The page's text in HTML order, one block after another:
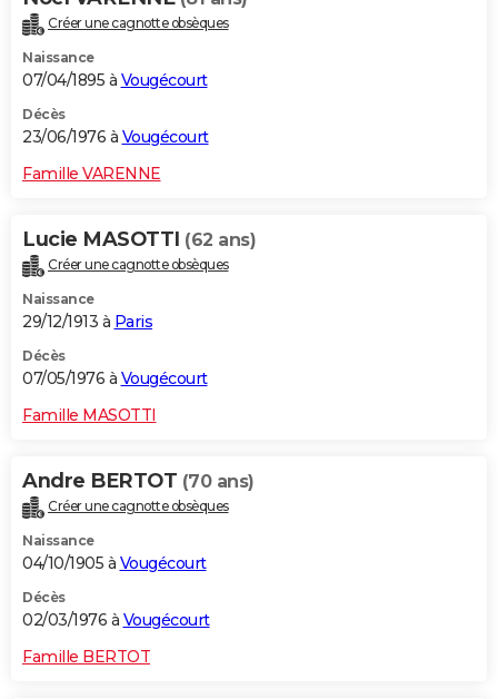
Créer une cagnotte obsèques
Naissance
07/04/1895 à Vougécourt
Décès
23/06/1976 à Vougécourt
Famille VARENNE
Lucie MASOTTI (62 ans)
Créer une cagnotte obsèques
Naissance
29/12/1913 à Paris
Décès
07/05/1976 à Vougécourt
Famille MASOTTI
Andre BERTOT (70 ans)
Créer une cagnotte obsèques
Naissance
04/10/1905 à Vougécourt
Décès
02/03/1976 à Vougécourt
Famille BERTOT